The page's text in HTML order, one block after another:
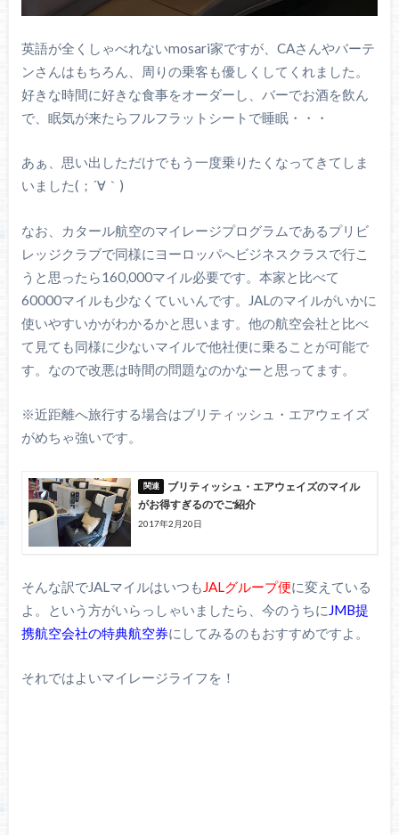
英語が全くしゃべれないmosari家ですが、CAさんやバーテ
ンさんはもちろん、周りの乗客も優しくしてくれました。
好きな時間に好きな食事をオーダーし、バーでお酒を飲ん
で、眠気が来たらフルフラットシートで睡眠・・・
あぁ、思い出しただけでもう一度乗りたくなってきてしま
いました(；´∀｀)
なお、カタール航空のマイレージプログラムであるプリビ
レッジクラブで同様にヨーロッパへビジネスクラスで行こ
うと思ったら160,000マイル必要です。本家と比べて
60000マイルも少なくていいんです。JALのマイルがいかに
使いやすいかがわかるかと思います。他の航空会社と比べ
て見ても同様に少ないマイルで他社便に乗ることが可能で
す。なので改悪は時間の問題なのかなーと思ってます。
※近距離へ旅行する場合はブリティッシュ・エアウェイズ
がめちゃ強いです。
ブリティッシュ・エアウェイズのマイル
がお得すぎるのでご紹介
2017年2月20日
そんな訳でJALマイルはいつも JALグループ便に変えている
よ。という方がいらっしゃいましたら、今のうちに JMB提
携航空会社の特典航空券にしてみるのもおすすめですよ。
それではよいマイレージライフを！